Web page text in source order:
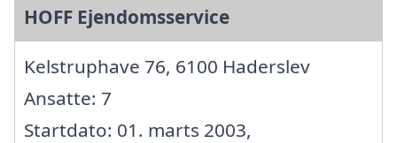
HOFF Ejendomsservice
Kelstruphave 76, 6100 Haderslev
Ansatte: 7
Startdato: 01. marts 2003,